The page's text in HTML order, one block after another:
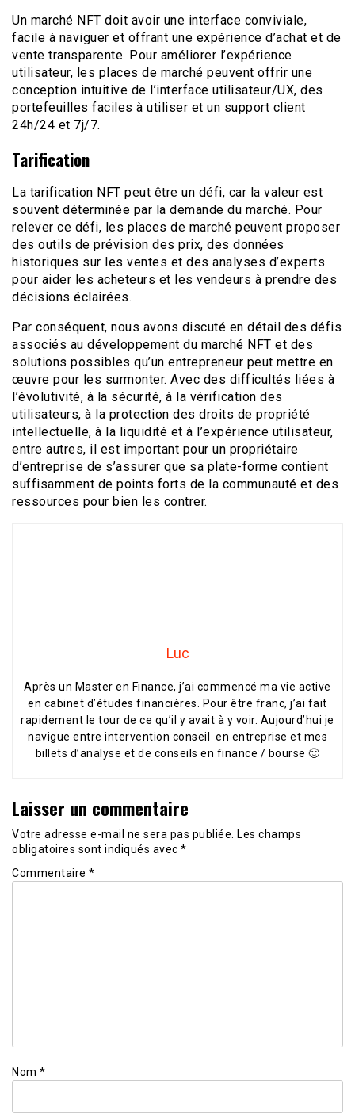
Un marché NFT doit avoir une interface conviviale,
facile à naviguer et offrant une expérience d’achat et de
vente transparente. Pour améliorer l’expérience
utilisateur, les places de marché peuvent offrir une
conception intuitive de l’interface utilisateur/UX, des
portefeuilles faciles à utiliser et un support client
24h/24 et 7j/7.
Tarification
La tarification NFT peut être un défi, car la valeur est
souvent déterminée par la demande du marché. Pour
relever ce défi, les places de marché peuvent proposer
des outils de prévision des prix, des données
historiques sur les ventes et des analyses d’experts
pour aider les acheteurs et les vendeurs à prendre des
décisions éclairées.
Par conséquent, nous avons discuté en détail des défis
associés au développement du marché NFT et des
solutions possibles qu’un entrepreneur peut mettre en
œuvre pour les surmonter. Avec des difficultés liées à
l’évolutivité, à la sécurité, à la vérification des
utilisateurs, à la protection des droits de propriété
intellectuelle, à la liquidité et à l’expérience utilisateur,
entre autres, il est important pour un propriétaire
d’entreprise de s’assurer que sa plate-forme contient
suffisamment de points forts de la communauté et des
ressources pour bien les contrer.
Luc
Après un Master en Finance, j’ai commencé ma vie active
en cabinet d’études financières. Pour être franc, j’ai fait
rapidement le tour de ce qu’il y avait à y voir. Aujourd’hui je
navigue entre intervention conseil en entreprise et mes
billets d’analyse et de conseils en finance / bourse 🙂
Laisser un commentaire
Votre adresse e-mail ne sera pas publiée. Les champs
obligatoires sont indiqués avec *
Commentaire *
Nom *